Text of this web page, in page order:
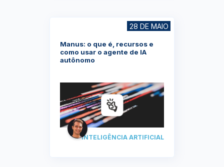
Manus: o que é, recursos e
como usar o agente de IA
autônomo
28 DE MAIO
INTELIGÊNCIA ARTIFICIAL